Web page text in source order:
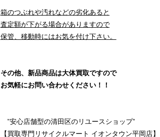
箱のつぶれや汚れなどの劣化あると
査定額が下がる場合がありますので
保管、移動時にはお気を付け下さい。
その他、新品商品は大体買取ですので
お気軽にお問い合わせください！！
”安心店舗型の清田区のリユースショップ”
【買取専門リサイクルマート イオンタウン平岡店】